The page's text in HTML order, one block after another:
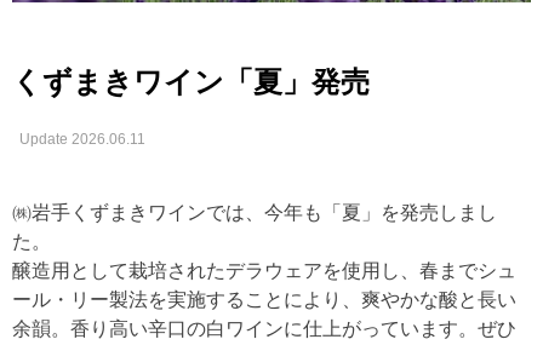
くずまきワイン「夏」発売
Update 2026.06.11
㈱岩手くずまきワインでは、今年も「夏」を発売しまし
た。
醸造用として栽培されたデラウェアを使用し、春までシュ
ール・リー製法を実施することにより、爽やかな酸と長い
余韻。香り高い辛口の白ワインに仕上がっています。ぜひ